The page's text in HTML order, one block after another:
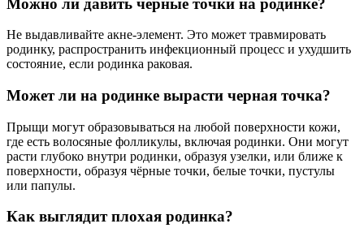
Не выдавливайте акне-элемент. Это может травмировать
родинку, распространить инфекционный процесс и ухудшить
состояние, если родинка раковая.
Может ли на родинке вырасти черная точка?
Прыщи могут образовываться на любой поверхности кожи,
где есть волосяные фолликулы, включая родинки. Они могут
расти глубоко внутри родинки, образуя узелки, или ближе к
поверхности, образуя чёрные точки, белые точки, пустулы
или папулы.
Как выглядит плохая родинка?